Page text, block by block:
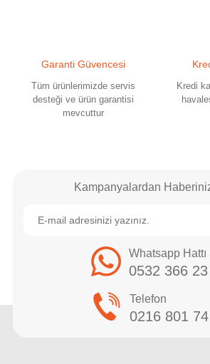
Garanti Güvencesi
Tüm ürünlerimizde servis
desteği ve ürün garantisi
mevcuttur
Kredi
Kampanyalardan
Whatsapp Hattı
0532 366
Telefon
0216 801